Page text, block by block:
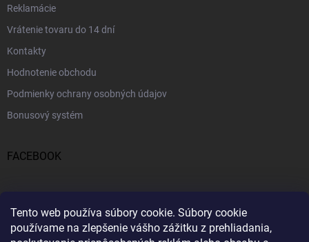
Tento web používa súbory cookie. Súbory cookie
používame na zlepšenie vášho zážitku z prehliadania,
Reklamácie
Vrátenie tovaru do 14 dní
Kontakty
Hodnotenie obchodu
Podmienky ochrany osobných údajov
Bonusový systém
FACEBOOK
PRIJÍMAME ONLINE PLATBY